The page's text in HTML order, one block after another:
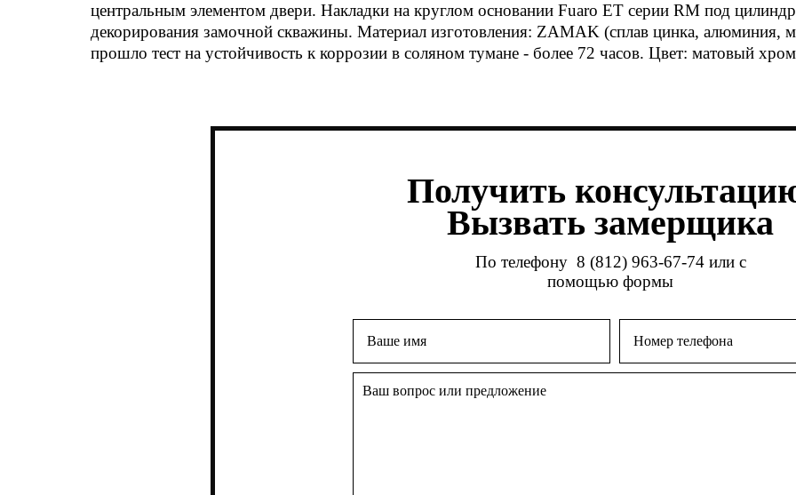
центральным элементом двери. Накладки на круглом основании Fuaro ET серии RM под
декорирования замочной скважины. Материал изготовления: ZAMAK (сплав цинка, алюминия,
прошло тест на устойчивость к коррозии в соляном тумане - более 72 часов. Цвет: матовый
Получить
Вызвать замерщика
По телефону 8 (812) 963-67-74или с
помощью формы